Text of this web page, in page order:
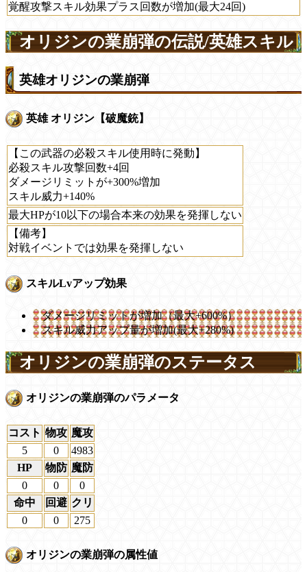
覚醒攻撃スキル効果プラス回数が増加(最大24回)
オリジンの業崩弾の伝説/英雄スキル
英雄オリジンの業崩弾
英雄 オリジン【破魔銃】
【この武器の必殺スキル使用時に発動】
必殺スキル攻撃回数+4回
ダメージリミットが+300%増加
スキル威力+140%
最大HPが10以下の場合本来の効果を発揮しない
【備考】
対戦イベントでは効果を発揮しない
スキルLvアップ効果
ダメージリミットが増加（最大+600%）
スキル威力アップ量が増加(最大+280%)
オリジンの業崩弾のステータス
オリジンの業崩弾のパラメータ
コスト 物攻 魔攻
5
0
4983
HP
物防 魔防
0
0
0
命中
回避 クリ
0
0 275
オリジンの業崩弾の属性値